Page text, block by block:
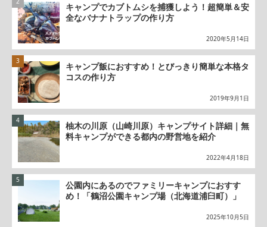
キャンプでカブトムシを捕獲しよう！超簡単＆安
全なバナナトラップの作り方
2020年5月14日
キャンプ飯におすすめ！とびっきり簡単な本格タ
コスの作り方
2019年9月1日
柚木の川原（山崎川原）キャンプサイト詳細｜無
料キャンプができる都内の野営地を紹介
2022年4月18日
公園内にあるのでファミリーキャンプにおすす
め！「鶴沼公園キャンプ場（北海道浦臼町）」
2025年10月5日